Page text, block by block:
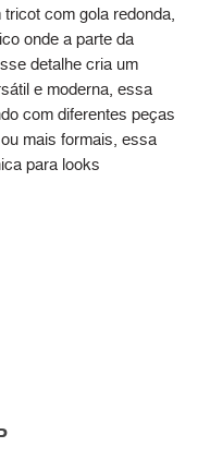
com gola redonda,
onde a parte da
detalhe cria um
e moderna, essa
com diferentes peças
mais formais, essa
para looks